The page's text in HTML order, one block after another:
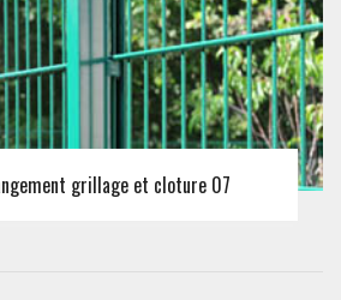
grillage et cloture 07